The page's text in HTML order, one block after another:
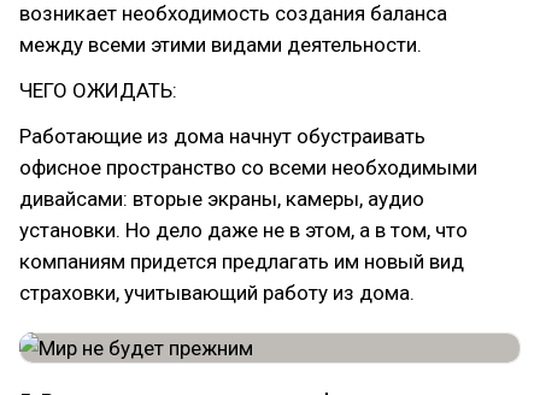
возникает необходимость создания баланса
между всеми этими видами деятельности.
ЧЕГО ОЖИДАТЬ:
Работающие из дома начнут обустраивать
офисное пространство со всеми необходимыми
дивайсами: вторые экраны, камеры, аудио
установки. Но дело даже не в этом, а в том, что
компаниям придется предлагать им новый вид
страховки, учитывающий работу из дома.